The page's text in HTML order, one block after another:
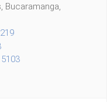
Bucaramanga,